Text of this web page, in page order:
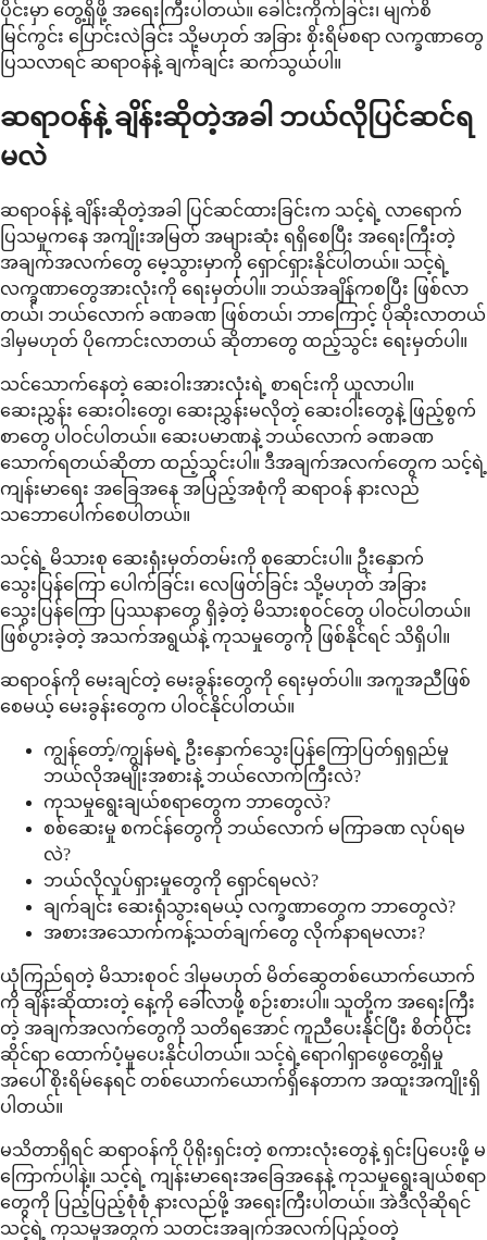
ပိုင်းမှာ တွေ့ရှိဖို့ အရေးကြီးပါတယ်။ ခေါင်းကိုက်ခြင်း၊ မျက်စိ
မြင်ကွင်း ပြောင်းလဲခြင်း သို့မဟုတ် အခြား စိုးရိမ်စရာ လက္ခဏာတွေ
ပြသလာရင် ဆရာဝန်နဲ့ ချက်ချင်း ဆက်သွယ်ပါ။
ဆရာဝန်နဲ့ ချိန်းဆိုတဲ့အခါ ဘယ်လိုပြင်ဆင်ရ
မလဲ
ဆရာဝန်နဲ့ ချိန်းဆိုတဲ့အခါ ပြင်ဆင်ထားခြင်းက သင့်ရဲ့ လာရောက်
ပြသမှုကနေ အကျိုးအမြတ် အများဆုံး ရရှိစေပြီး အရေးကြီးတဲ့
အချက်အလက်တွေ မေ့သွားမှာကို ရှောင်ရှားနိုင်ပါတယ်။ သင့်ရဲ့
လက္ခဏာတွေအားလုံးကို ရေးမှတ်ပါ။ ဘယ်အချိန်ကစပြီး ဖြစ်လာ
တယ်၊ ဘယ်လောက် ခဏခဏ ဖြစ်တယ်၊ ဘာကြောင့် ပိုဆိုးလာတယ်
ဒါမှမဟုတ် ပိုကောင်းလာတယ် ဆိုတာတွေ ထည့်သွင်း ရေးမှတ်ပါ။
သင်သောက်နေတဲ့ ဆေးဝါးအားလုံးရဲ့ စာရင်းကို ယူလာပါ။
ဆေးညွှန်း ဆေးဝါးတွေ၊ ဆေးညွှန်းမလိုတဲ့ ဆေးဝါးတွေနဲ့ ဖြည့်စွက်
စာတွေ ပါဝင်ပါတယ်။ ဆေးပမာဏနဲ့ ဘယ်လောက် ခဏခဏ
သောက်ရတယ်ဆိုတာ ထည့်သွင်းပါ။ ဒီအချက်အလက်တွေက သင့်ရဲ့
ကျန်းမာရေး အခြေအနေ အပြည့်အစုံကို ဆရာဝန် နားလည်
သဘောပေါက်စေပါတယ်။
သင့်ရဲ့ မိသားစု ဆေးရုံးမှတ်တမ်းကို စုဆောင်းပါ။ ဦးနှောက်
သွေးပြန်ကြော ပေါက်ခြင်း၊ လေဖြတ်ခြင်း သို့မဟုတ် အခြား
သွေးပြန်ကြော ပြဿနာတွေ ရှိခဲ့တဲ့ မိသားစုဝင်တွေ ပါဝင်ပါတယ်။
ဖြစ်ပွားခဲ့တဲ့ အသက်အရွယ်နဲ့ ကုသမှုတွေကို ဖြစ်နိုင်ရင် သိရှိပါ။
ဆရာဝန်ကို မေးချင်တဲ့ မေးခွန်းတွေကို ရေးမှတ်ပါ။ အကူအညီဖြစ်
စေမယ့် မေးခွန်းတွေက ပါဝင်နိုင်ပါတယ်။
ကျွန်တော့်/ကျွန်မရဲ့ ဦးနှောက်သွေးပြန်ကြောပြတ်ရှရှည်မှု
ဘယ်လိုအမျိုးအစားနဲ့ ဘယ်လောက်ကြီးလဲ?
ကုသမှုရွေးချယ်စရာတွေက ဘာတွေလဲ?
စစ်ဆေးမှု စကင်န်တွေကို ဘယ်လောက် မကြာခဏ လုပ်ရမ
လဲ?
ဘယ်လိုလှုပ်ရှားမှုတွေကို ရှောင်ရမလဲ?
ချက်ချင်း ဆေးရုံသွားရမယ့် လက္ခဏာတွေက ဘာတွေလဲ?
အစားအသောက်ကန့်သတ်ချက်တွေ လိုက်နာရမလား?
ယုံကြည်ရတဲ့ မိသားစုဝင် ဒါမှမဟုတ် မိတ်ဆွေတစ်ယောက်ယောက်
ကို ချိန်းဆိုထားတဲ့ နေ့ကို ခေါ်လာဖို့ စဉ်းစားပါ။ သူတို့က အရေးကြီး
တဲ့ အချက်အလက်တွေကို သတိရအောင် ကူညီပေးနိုင်ပြီး စိတ်ပိုင်း
ဆိုင်ရာ ထောက်ပံ့မှုပေးနိုင်ပါတယ်။ သင့်ရဲ့ရောဂါရှာဖွေတွေ့ရှိမှု
အပေါ် စိုးရိမ်နေရင် တစ်ယောက်ယောက်ရှိနေတာက အထူးအကျိုးရှိ
ပါတယ်။
မသိတာရှိရင် ဆရာဝန်ကို ပိုရိုးရှင်းတဲ့ စကားလုံးတွေနဲ့ ရှင်းပြပေးဖို့ မ
ကြောက်ပါနဲ့။ သင့်ရဲ့ ကျန်းမာရေးအခြေအနေနဲ့ ကုသမှုရွေးချယ်စရာ
တွေကို ပြည့်ပြည့်စုံစုံ နားလည်ဖို့ အရေးကြီးပါတယ်။ အဲဒီလိုဆိုရင်
သင့်ရဲ့ ကုသမှုအတွက် သတင်းအချက်အလက်ပြည့်ဝတဲ့